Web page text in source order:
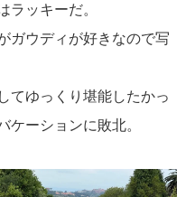
ラッキーだ。
ガウディが好きなので写
てゆっくり堪能したかっ
ケーションに敗北。